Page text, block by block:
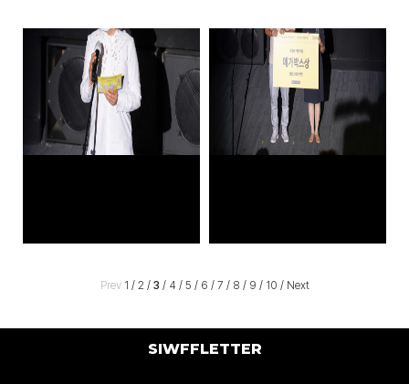
Prev 1 / 2/ 3 / 4 / 5 / 6 / 7 / 8 / 9 / 10 / Next
SIWFFLETTER